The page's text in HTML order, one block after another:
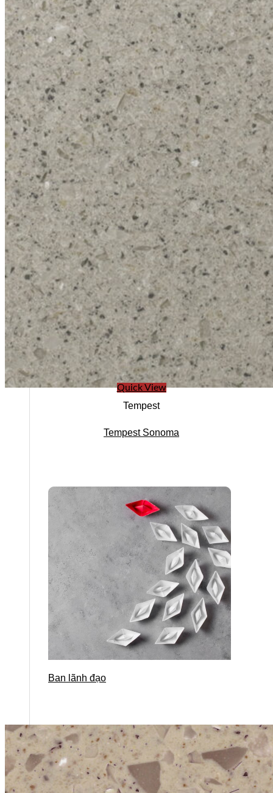
Ban lãnh đạo
Quick View
Tempest
Tempest Sonoma